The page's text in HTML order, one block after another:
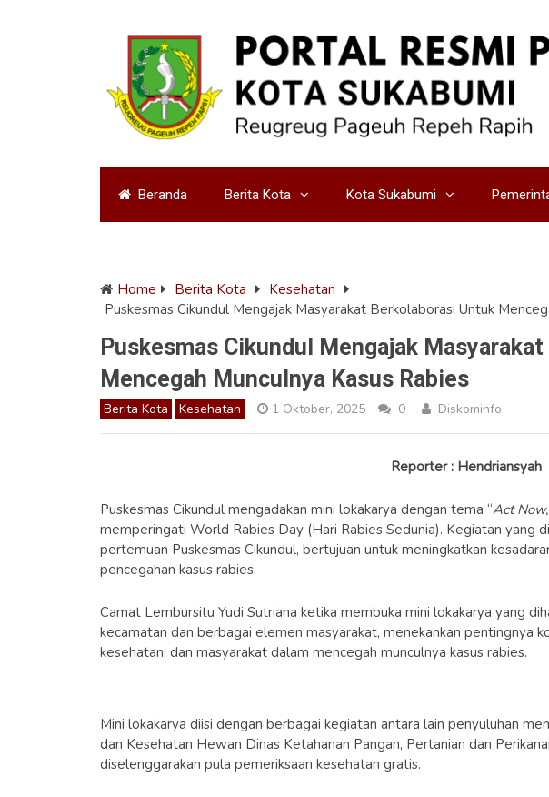
Beranda Berita Kota Kota Sukabumi
Home Berita Kota
Kesehatan
Puskesmas Cikundul Mengajak Masyarakat Berkolaborasi Untuk
Puskesmas Cikundul Mengajak
Mencegah Munculnya Kasus Rabies
Berita Kota Kesehatan 1 Oktober, 2025 0 Diskominfo
Reporter : Hendriansyah
Puskesmas Cikundul mengadakan mini lokakarya dengan tema “Act
memperingati World Rabies Day (Hari Rabies Sedunia). Kegiatan yang
pertemuan Puskesmas Cikundul, bertujuan untuk meningkatkan
pencegahan kasus rabies.
Camat Lembursitu Yudi Sutriana ketika membuka mini lokakarya yang
kecamatan dan berbagai elemen masyarakat, menekankan pentingnya
kesehatan, dan masyarakat dalam mencegah munculnya kasus rabies.
Mini lokakarya diisi dengan berbagai kegiatan antara lain penyuluhan
dan Kesehatan Hewan Dinas Ketahanan Pangan, Pertanian dan
diselenggarakan pula pemeriksaan kesehatan gratis.